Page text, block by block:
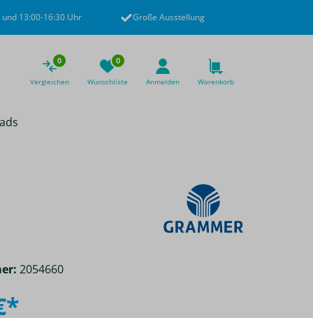
13:00-16:30 Uhr Große Ausstellung
0
Vergleichen
0
Wunschliste Anmelden Warenkorb
2054660